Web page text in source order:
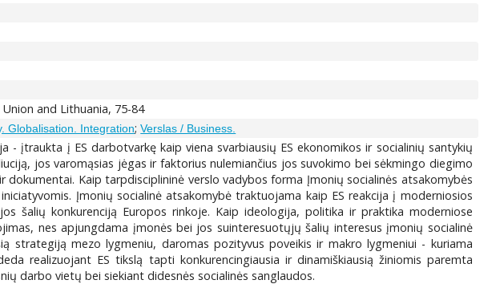
and Lithuania, 75-84
Globalisation. Integration;Verslas / Business.
- įtraukta į ES darbotvarkę kaip viena svarbiausių ES ekonomikos ir socialinių santykių
jos varomąsias jėgas ir faktorius nulemiančius jos suvokimo bei sėkmingo diegimo
Kaip tarpdisciplininė verslo vadybos forma Įmonių socialinės atsakomybės
Įmonių socialinė atsakomybė traktuojama kaip ES reakcija į moderniosios
šalių konkurenciją Europos rinkoje. Kaip ideologija, politika ir praktika moderniose
nes apjungdama įmonės bei jos suinteresuotųjų šalių interesus įmonių socialinė
strategiją mezo lygmeniu, daromas pozityvus poveikis ir makro lygmeniui - kuriama
realizuojant ES tikslą tapti konkurencingiausia ir dinamiškiausią žiniomis paremta
darbo vietų bei siekiant didesnės socialinės sanglaudos.